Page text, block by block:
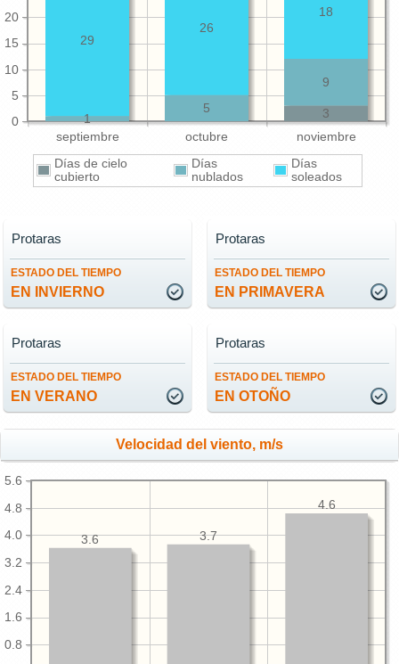
septiembre octubre noviembre
0
5
10
15
20
3
9
5
1
18
26
29
Días de cielo
cubierto
Días
nublados
Días
soleados
ESTADO DEL TIEMPO
EN INVIERNO
Protaras
ESTADO DEL TIEMPO
EN PRIMAVERA
Protaras
ESTADO DEL TIEMPO
EN VERANO
Protaras
ESTADO DEL TIEMPO
EN OTOÑO
Protaras
Velocidad del viento, m/s
0.8
1.6
2.4
3.2
4.0
4.8
5.6
4.6
3.7
3.6